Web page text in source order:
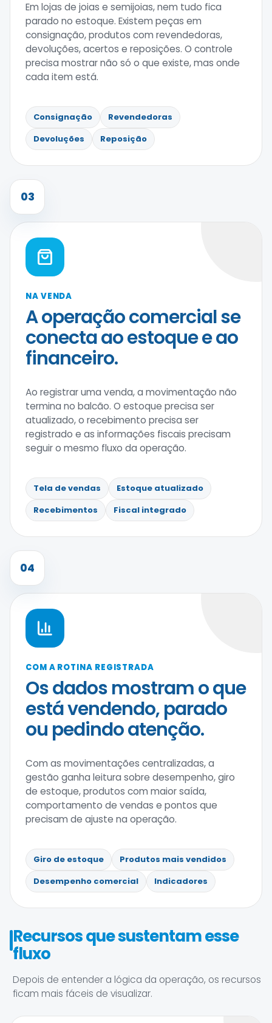
Em lojas de joias e semijoias, nem tudo fica
parado no estoque. Existem peças em
consignação, produtos com revendedoras,
devoluções, acertos e reposições. O controle
precisa mostrar não só o que existe, mas onde
cada item está.
Consignação
Revendedoras
Devoluções
Reposição
03
NA VENDA
A operação comercial se
conecta ao estoque e ao
financeiro.
Ao registrar uma venda, a movimentação não
termina no balcão. O estoque precisa ser
atualizado, o recebimento precisa ser
registrado e as informações fiscais precisam
seguir o mesmo fluxo da operação.
Tela de vendas
Estoque atualizado
Recebimentos
Fiscal integrado
04
COM A ROTINA REGISTRADA
Os dados mostram o que
está vendendo, parado
ou pedindo atenção.
Com as movimentações centralizadas, a
gestão ganha leitura sobre desempenho, giro
de estoque, produtos com maior saída,
comportamento de vendas e pontos que
precisam de ajuste na operação.
Giro de estoque
Produtos mais vendidos
Desempenho comercial
Indicadores
Recursos que sustentam esse
fluxo
Depois de entender a lógica da operação, os recursos
ficam mais fáceis de visualizar.